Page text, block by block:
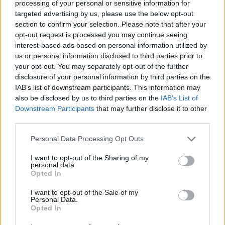
processing of your personal or sensitive information for
targeted advertising by us, please use the below opt-out
section to confirm your selection. Please note that after your
opt-out request is processed you may continue seeing
interest-based ads based on personal information utilized by
us or personal information disclosed to third parties prior to
your opt-out. You may separately opt-out of the further
disclosure of your personal information by third parties on the
IAB’s list of downstream participants. This information may
also be disclosed by us to third parties on the IAB’s List of
Downstream Participants that may further disclose it to other
Personal Data Processing Opt Outs
I want to opt-out of the Sharing of my
personal data.
Opted In
I want to opt-out of the Sale of my
Personal Data.
Opted In
Ιράν: «Αμυντική κίνηση» τα πλήγματα σε
γειτονικές χώρες του Κόλπου
Μακρόν: «Αν αυξηθούν οι δασμοί στα
Εμανουέλ Μακρόν Πόλεμος στο Ιράν
Στενά του Ορμούζ